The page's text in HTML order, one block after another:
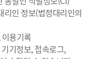
리인 정보(법정대리인의
용기록
기정보, 접속로그,